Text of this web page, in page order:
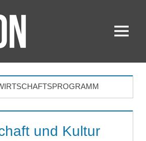
Menü
und Kultur